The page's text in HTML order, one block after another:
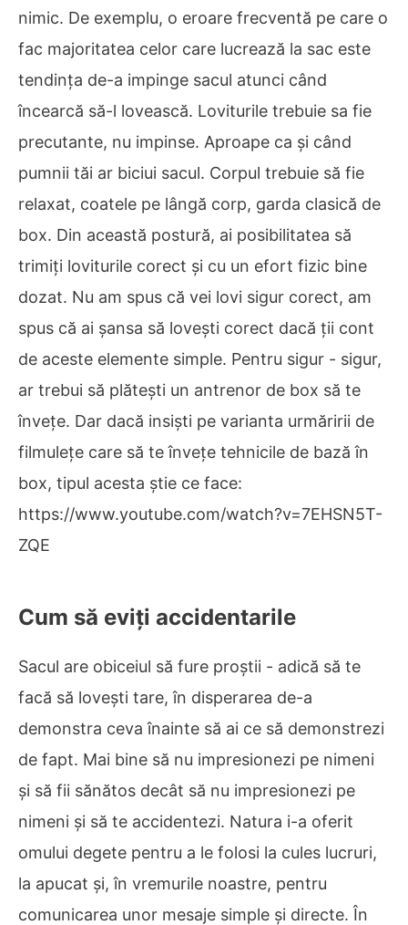
nimic. De exemplu, o eroare frecventă pe care o
fac majoritatea celor care lucrează la sac este
tendința de-a impinge sacul atunci când
încearcă să-l lovească. Loviturile trebuie sa fie
precutante, nu impinse. Aproape ca și când
pumnii tăi ar biciui sacul. Corpul trebuie să fie
relaxat, coatele pe lângă corp, garda clasică de
box. Din această postură, ai posibilitatea să
trimiți loviturile corect și cu un efort fizic bine
dozat. Nu am spus că vei lovi sigur corect, am
spus că ai șansa să lovești corect dacă ții cont
de aceste elemente simple. Pentru sigur - sigur,
ar trebui să plătești un antrenor de box să te
învețe. Dar dacă insiști pe varianta urmăririi de
filmulețe care să te învețe tehnicile de bază în
box, tipul acesta știe ce face:
https://www.youtube.com/watch?v=7EHSN5T-
ZQE
Cum să eviți accidentarile
Sacul are obiceiul să fure proștii - adică să te
facă să lovești tare, în disperarea de-a
demonstra ceva înainte să ai ce să demonstrezi
de fapt. Mai bine să nu impresionezi pe nimeni
și să fii sănătos decât să nu impresionezi pe
nimeni și să te accidentezi. Natura i-a oferit
omului degete pentru a le folosi la cules lucruri,
la apucat și, în vremurile noastre, pentru
comunicarea unor mesaje simple și directe. În